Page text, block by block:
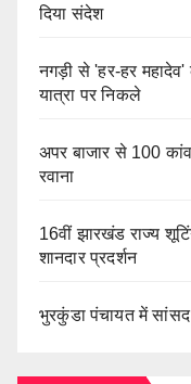
दिया संदेश
नगड़ी से 'हर-हर महादेव'
यात्रा पर निकले
अपर बाजार से 100
रवाना
16वीं झारखंड राज्य
शानदार प्रदर्शन
भुरकुंडा पंचायत में सांसद